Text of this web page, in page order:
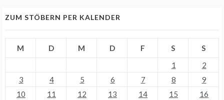
ZUM STÖBERN PER KALENDER
M D M D F S
S
1
2
3
4 5 6 7 8
9
10
11 12 13 14 15
16